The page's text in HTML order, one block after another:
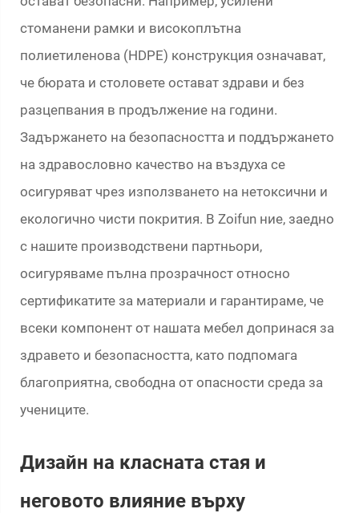
стоманени рамки и високоплътна
полиетиленова (HDPE) конструкция означават,
че бюрата и столовете остават здрави и без
разцепвания в продължение на години.
Задържането на безопасността и поддържането
на здравословно качество на въздуха се
осигуряват чрез използването на нетоксични и
екологично чисти покрития. В Zoifun ние, заедно
с нашите производствени партньори,
осигуряваме пълна прозрачност относно
сертификатите за материали и гарантираме, че
всеки компонент от нашата мебел допринася за
здравето и безопасността, като подпомага
благоприятна, свободна от опасности среда за
учениците.
Дизайн на класната стая и
неговото влияние върху